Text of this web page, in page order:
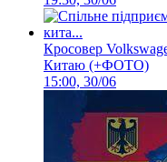
Кросовер
Китаю (+ФОТО)
15:00, 30/06